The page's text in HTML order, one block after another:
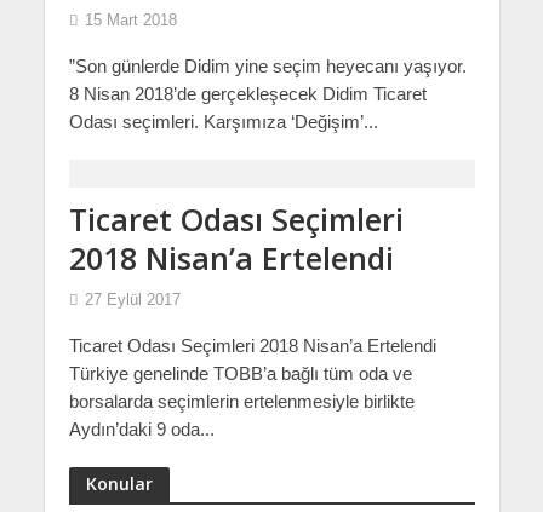
15 Mart 2018
”Son günlerde Didim yine seçim heyecanı yaşıyor.
8 Nisan 2018’de gerçekleşecek Didim Ticaret
Odası seçimleri. Karşımıza ‘Değişim’...
Ticaret Odası Seçimleri
2018 Nisan’a Ertelendi
27 Eylül 2017
Ticaret Odası Seçimleri 2018 Nisan’a Ertelendi
Türkiye genelinde TOBB’a bağlı tüm oda ve
borsalarda seçimlerin ertelenmesiyle birlikte
Aydın’daki 9 oda...
Konular